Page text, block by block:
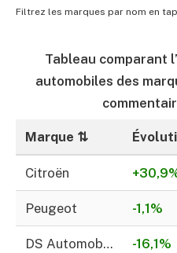
Filtrez les marques par nom en
Tableau comparant
automobiles des
Marque ⇅
Citroën
Peugeot -1,1%
DS Automobiles -16,1%